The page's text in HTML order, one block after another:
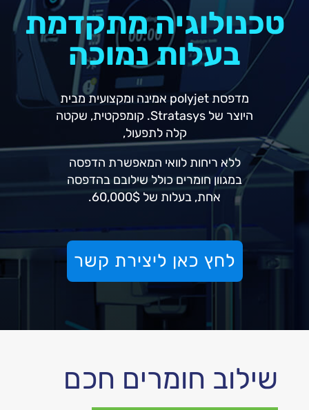
טכנולוגיה מתקדמת
בעלות נמוכה
מדפסת polyjet אמינה ומקצועית מבית
היוצר של Stratasys. קומפקטית, שקטה
קלה לתפעול,
ללא ריחות לוואי המאפשרת הדפסה
במגוון חומרים כולל שילובם בהדפסה
אחת, בעלות של 60,000$.
לחץ כאן ליצירת קשר
שילוב חומרים חכם